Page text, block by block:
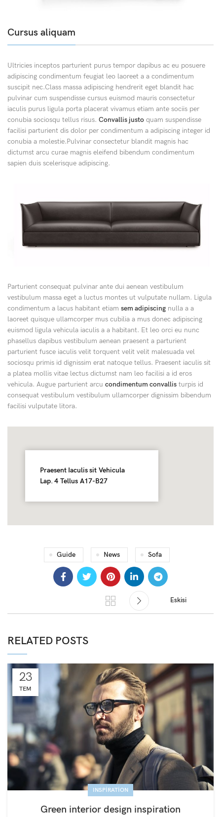
Cursus aliquam
Ultricies inceptos parturient purus tempor dapibus ac eu posuere
adipiscing condimentum feugiat leo laoreet a a condimentum
suscipit nec.Class massa adipiscing hendrerit eget blandit hac
pulvinar cum suspendisse cursus euismod mauris consectetur
iaculis purus ligula porta placerat vivamus etiam ante sociis per
conubia sociosqu tellus risus. Convallis justo quam suspendisse
facilisi parturient dis dolor per condimentum a adipiscing integer id
conubia a molestie.Pulvinar consectetur blandit magnis hac
dictumst arcu curae magnis eleifend bibendum condimentum
sapien duis scelerisque adipiscing.
Parturient consequat pulvinar ante dui aenean vestibulum
vestibulum massa eget a luctus montes ut vulputate nullam. Ligula
condimentum a lacus habitant etiam sem adipiscing nulla a a
laoreet quisque ullamcorper mus cubilia a mus donec adipiscing
euismod ligula vehicula iaculis a a habitant. Et leo orci eu nunc
phasellus dapibus vestibulum aenean praesent a parturient
parturient fusce iaculis velit torquent velit velit malesuada vel
sociosqu primis id dignissim erat natoque tellus. Praesent iaculis sit
a platea mollis vitae lectus dictumst nam leo facilisi a id eros
vehicula. Augue parturient arcu condimentum convallis turpis id
consequat vestibulum vestibulum ullamcorper dignissim bibendum
facilisi vulputate litora.
Praesent Iaculis sit Vehicula
Lap. 4 Tellus A17-B27
Guide News Sofa
Eskisi
RELATED POSTS
23
TEM
INSPIRATION
Green interior design inspiration